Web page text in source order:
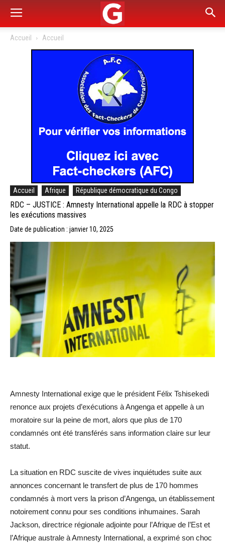
Accueil Accueil
Accueil Afrique République démocratique du Congo
RDC – JUSTICE : Amnesty International appelle la RDC à stopper
les exécutions massives
Date de publication : janvier 10, 2025
Amnesty International exige que le président Félix Tshisekedi
renonce aux projets d’exécutions à Angenga et appelle à un
moratoire sur la peine de mort, alors que plus de 170
condamnés ont été transférés sans information claire sur leur
statut.
La situation en RDC suscite de vives inquiétudes suite aux
annonces concernant le transfert de plus de 170 hommes
condamnés à mort vers la prison d’Angenga, un établissement
notoirement connu pour ses conditions inhumaines. Sarah
Jackson, directrice régionale adjointe pour l’Afrique de l’Est et
l’Afrique australe à Amnesty International, a exprimé son choc